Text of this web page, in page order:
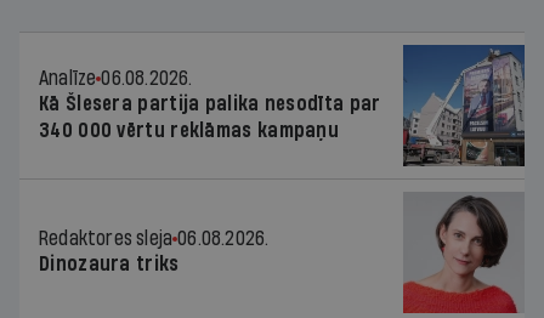
Analīze 06.08.2026.
Kā Šlesera partija palika nesodīta par
340 000 vērtu reklāmas kampaņu
Redaktores sleja 06.08.2026.
Dinozaura triks